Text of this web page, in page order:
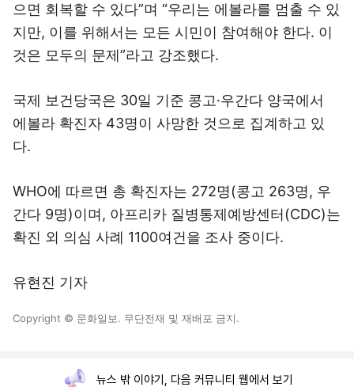
으면 회복할 수 있다”며 “우리는 에볼라를 멈출 수 있
지만, 이를 위해서는 모든 시민이 참여해야 한다. 이
것은 모두의 문제”라고 강조했다.
국제 보건당국은 30일 기준 콩고·우간다 양국에서
에볼라 확진자 43명이 사망한 것으로 집계하고 있
다.
WHO에 따르면 총 확진자는 272명(콩고 263명, 우
간다 9명)이며, 아프리카 질병통제예방센터(CDC)는
확진 외 의심 사례 1100여건을 조사 중이다.
유현진 기자
Copyright © 문화일보. 무단전재 및 재배포 금지.
뉴스 밖 이야기, 다음 커뮤니티 웹에서 보기